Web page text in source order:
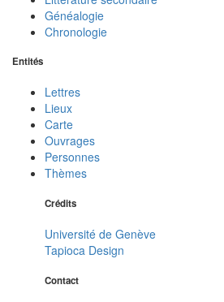
Généalogie
Chronologie
Entités
Lettres
Lieux
Carte
Ouvrages
Personnes
Thèmes
Crédits
Université de Genève
Tapioca Design
Contact